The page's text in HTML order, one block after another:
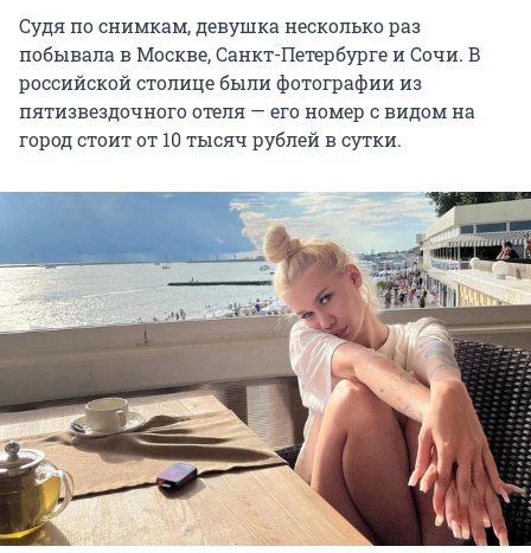
Судя по снимкам, девушка несколько раз
побывала в Москве, Санкт-Петербурге и Сочи. В
российской столице были фотографии из
пятизвездочного отеля — его номер с видом на
город стоит от 10 тысяч рублей в сутки.